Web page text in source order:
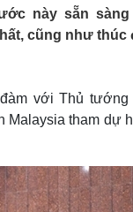
máy
vấn
trí
Việt
này sẵn
cũng như thúc
với Thủ tướng
Malaysia tham dự